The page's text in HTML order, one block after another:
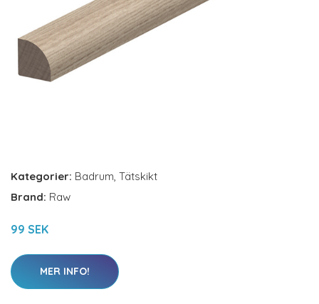
Kategorier: Badrum, Tätskikt
Brand: Raw
99 SEK
MER INFO!